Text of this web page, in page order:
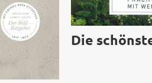
Die